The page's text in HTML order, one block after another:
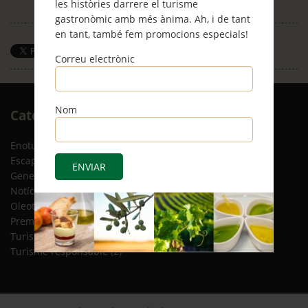
les històries darrere el turisme
gastronòmic amb més ànima. Ah, i de tant
en tant, també fem promocions especials!
Correu electrònic
Nom
Save
Categories
Enoturisme(5)
Escapades
General
(8)
Notícies(4)
Oleoturisme(13)
Premsa(2)
Turisme gastronòmic(15)
Turisme responsable(2)
RSS